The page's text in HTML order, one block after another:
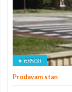
€ 68500
Prodavam stan